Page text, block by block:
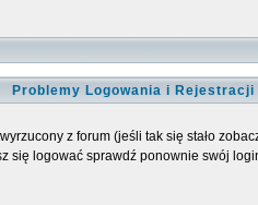
Problemy Logowania i Rejestracji
z forum (jeśli tak się stało
logować sprawdź ponownie swój